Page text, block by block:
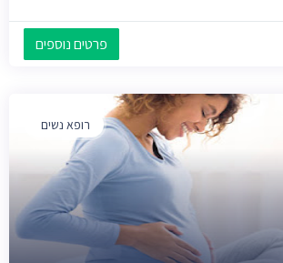
פרטים נוספים
רופא נשים